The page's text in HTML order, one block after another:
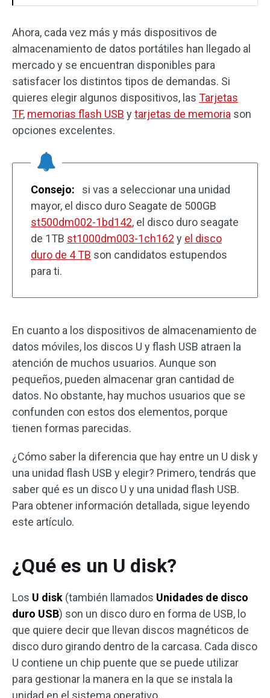
Ahora, cada vez más y más dispositivos de
almacenamiento de datos portátiles han llegado al
mercado y se encuentran disponibles para
satisfacer los distintos tipos de demandas. Si
quieres elegir algunos dispositivos, las Tarjetas
TF, memorias flash USB ytarjetas de memoria son
opciones excelentes.
Consejo:
si vas a seleccionar una unidad
mayor, el disco duro Seagate de 500GB
st500dm002-1bd142, el disco duro seagate
de 1TB st1000dm003-1ch162 y el disco
duro de 4 TB son candidatos estupendos
para ti.
En cuanto a los dispositivos de almacenamiento de
datos móviles, los discos U y flash USB atraen la
atención de muchos usuarios. Aunque son
pequeños, pueden almacenar gran cantidad de
datos. No obstante, hay muchos usuarios que se
confunden con estos dos elementos, porque
tienen formas parecidas.
¿Cómo saber la diferencia que hay entre un U disk y
una unidad flash USB y elegir? Primero, tendrás que
saber qué es un disco U y una unidad flash USB.
Para obtener información detallada, sigue leyendo
este artículo.
¿Qué es un U disk?
Los U disk (también llamados Unidades de disco
duro USB) son un disco duro en forma de USB, lo
que quiere decir que llevan discos magnéticos de
disco duro girando dentro de la carcasa. Cada disco
U contiene un chip puente que se puede utilizar
para gestionar la manera en la que se instala la
unidad en el sistema operativo.